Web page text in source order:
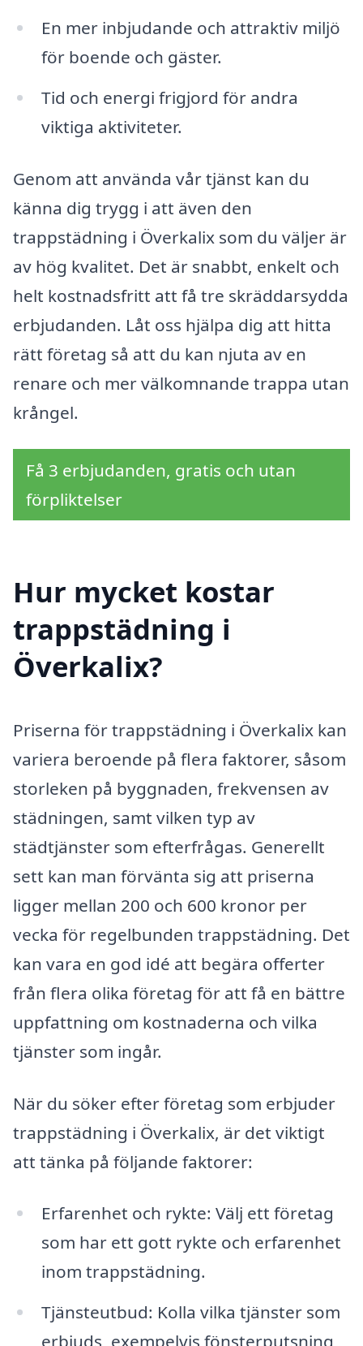
En mer inbjudande och attraktiv miljö
för boende och gäster.
Tid och energi frigjord för andra
viktiga aktiviteter.
Genom att använda vår tjänst kan du
känna dig trygg i att även den
trappstädning i Överkalix som du väljer är
av hög kvalitet. Det är snabbt, enkelt och
helt kostnadsfritt att få tre skräddarsydda
erbjudanden. Låt oss hjälpa dig att hitta
rätt företag så att du kan njuta av en
renare och mer välkomnande trappa utan
krångel.
Få 3 erbjudanden, gratis och utan
förpliktelser
Hur mycket kostar
trappstädning i
Överkalix?
Priserna för trappstädning i Överkalix kan
variera beroende på flera faktorer, såsom
storleken på byggnaden, frekvensen av
städningen, samt vilken typ av
städtjänster som efterfrågas. Generellt
sett kan man förvänta sig att priserna
ligger mellan 200 och 600 kronor per
vecka för regelbunden trappstädning. Det
kan vara en god idé att begära offerter
från flera olika företag för att få en bättre
uppfattning om kostnaderna och vilka
tjänster som ingår.
När du söker efter företag som erbjuder
trappstädning i Överkalix, är det viktigt
att tänka på följande faktorer:
Erfarenhet och rykte: Välj ett företag
som har ett gott rykte och erfarenhet
inom trappstädning.
Tjänsteutbud: Kolla vilka tjänster som
erbjuds, exempelvis fönsterputsning